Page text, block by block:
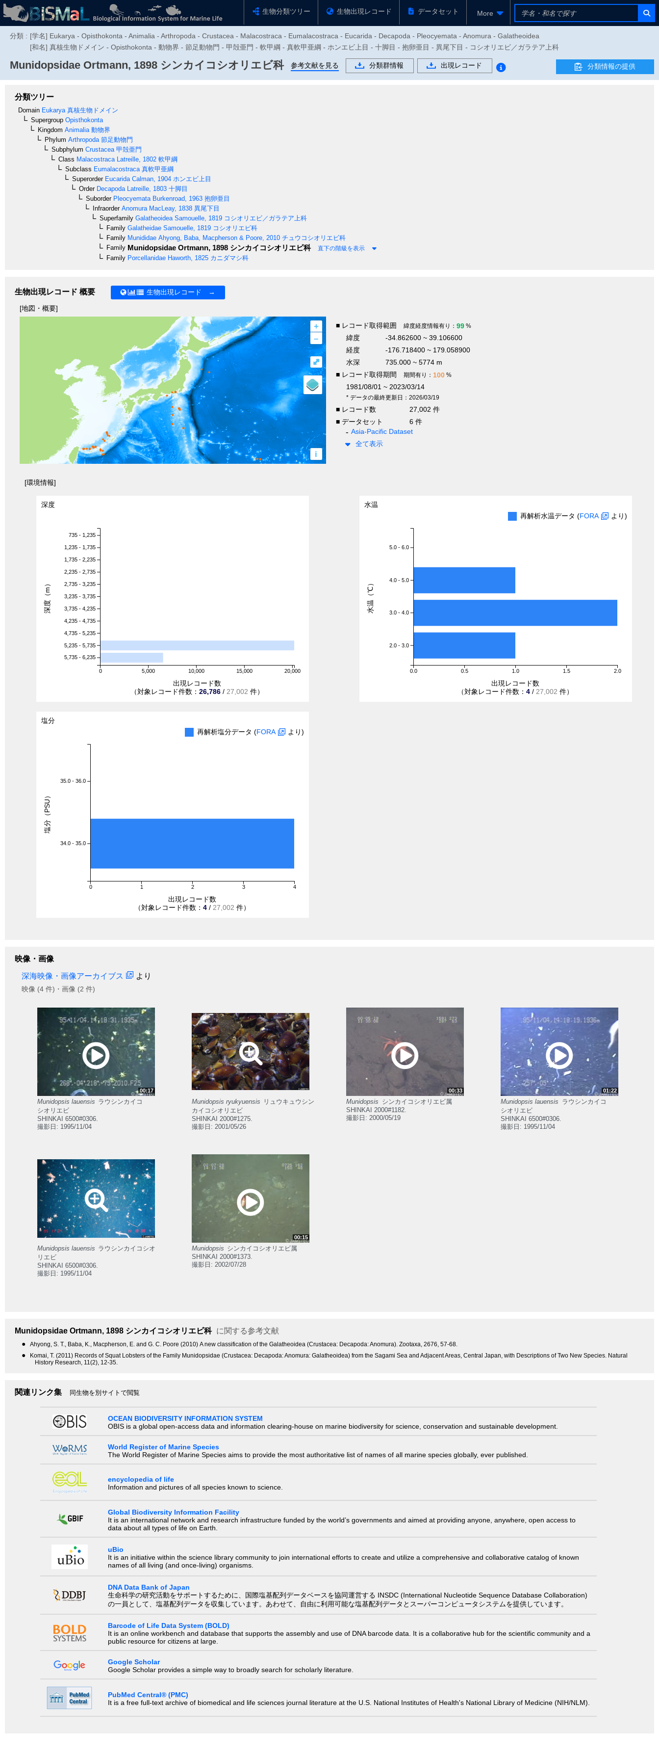
生物分類ツリー 生物出現レコード データセット More
分類 : [学名] Eukarya - Opisthokonta - Animalia - Arthropoda - Crustacea - Malacostraca - Eumalacostraca - Eucarida - Decapoda - Pleocyemata - Anomura - Galatheoidea
[和名] 真核生物ドメイン - Opisthokonta - 動物界 - 節足動物門 - 甲殻亜門 - 軟甲綱 - 真軟甲亜綱 - ホンエビ上目 - 十脚目 - 抱卵亜目 - 異尾下目 - コシオリエビ／ガラテア上科
Munidopsidae Ortmann, 1898 シンカイコシオリエビ科 参考文献を見る 分類群情報 出現レコード 分類情報の提供
分類ツリー
Domain Eukarya 真核生物ドメイン
Supergroup Opisthokonta
Kingdom Animalia 動物界
Phylum Arthropoda 節足動物門
Subphylum Crustacea 甲殻亜門
Class Malacostraca Latreille, 1802 軟甲綱
Subclass Eumalacostraca 真軟甲亜綱
SuperorderEucarida Calman, 1904 ホンエビ上目
OrderDecapoda Latreille, 1803 十脚目
SuborderPleocyemata Burkenroad, 1963 抱卵亜目
InfraorderAnomura MacLeay, 1838 異尾下目
Superfamily Galatheoidea Samouelle, 1819 コシオリエビ／ガラテア上科
Family Galatheidae Samouelle, 1819 コシオリエビ科
Family Munididae Ahyong, Baba, Macpherson & Poore, 2010 チュウコシオリエビ科
Family Munidopsidae Ortmann, 1898 シンカイコシオリエビ科 直下の階級を表示
Family Porcellanidae Haworth, 1825 カニダマシ科
生物出現レコード 概要 生物出現レコード →
[地図・概要]
+
–
i
⤢
■ レコード取得範囲 緯度経度情報有り： 99 %
緯度
-34.862600 ~ 39.106600
経度
-176.718400 ~ 179.058900
水深
735.000 ~ 5774 m
■ レコード取得期間
期間有り： 100 %
1981/08/01 ~ 2023/03/14
* データの最終更新日：2026/03/19
■ レコード数
27,002 件
■ データセット
6 件
Asia-Pacific Dataset
全て表示
[環境情報]
深度
0 5,000 10,000 15,000 20,000
735 - 1,235
1,235 - 1,735
1,735 - 2,235
2,235 - 2,735
2,735 - 3,235
3,235 - 3,735
3,735 - 4,235
4,235 - 4,735
4,735 - 5,235
5,235 - 5,735
5,735 - 6,235
出現レコード数
（対象レコード件数： 26,786 / 27,002 件）
深度（m）
水温
再解析水温データ (FORA より)
0.0 0.5 1.0 1.5 2.0
5.0 - 6.0
4.0 - 5.0
3.0 - 4.0
2.0 - 3.0
出現レコード数
（対象レコード件数：4 / 27,002 件）
水温（℃）
塩分
再解析塩分データ (FORA より)
0 1 2 3 4
35.0 - 36.0
34.0 - 35.0
出現レコード数
（対象レコード件数： 4 / 27,002 件）
塩分（PSU）
映像・画像
深海映像・画像アーカイブス より
映像 (4 件)・画像 (2 件)
00:17
Munidopsis lauensis ラウシンカイコ
シオリエビ
SHINKAI 6500#0306.
撮影日: 1995/11/04
Munidopsis ryukyuensis
リュウキュウシン
カイコシオリエビ
SHINKAI 2000#1275.
撮影日: 2001/05/26
00:33
Munidopsis シンカイコシオリエビ属
SHINKAI 2000#1182.
撮影日: 2000/05/19
01:22
Munidopsis lauensis ラウシンカイコ
シオリエビ
SHINKAI 6500#0306.
撮影日: 1995/11/04
Munidopsis lauensis ラウシンカイコシオ
リエビ
SHINKAI 6500#0306.
撮影日: 1995/11/04
00:15
Munidopsis シンカイコシオリエビ属
SHINKAI 2000#1373.
撮影日: 2002/07/28
Munidopsidae Ortmann, 1898 シンカイコシオリエビ科 に関する参考文献
● Ahyong, S. T., Baba, K., Macpherson, E. and G. C. Poore (2010) A new classification of the Galatheoidea (Crustacea: Decapoda: Anomura). Zootaxa, 2676, 57-68.
●
Komai, T. (2011) Records of Squat Lobsters of the Family Munidopsidae (Crustacea: Decapoda: Anomura: Galatheoidea) from the Sagami Sea and Adjacent Areas, Central Japan, with Descriptions of Two New Species. Natural
History Research, 11(2), 12-35.
関連リンク集 同生物を別サイトで閲覧
OCEAN BIODIVERSITY INFORMATION SYSTEM
OBIS is a global open-access data and information clearing-house on marine biodiversity for science, conservation and sustainable development.
World Register of Marine Species
The World Register of Marine Species aims to provide the most authoritative list of names of all marine species globally, ever published.
encyclopedia of life
Information and pictures of all species known to science.
Global Biodiversity Information Facility
It is an international network and research infrastructure funded by the world’s governments and aimed at providing anyone, anywhere, open access to
data about all types of life on Earth.
uBio
It is an initiative within the science library community to join international efforts to create and utilize a comprehensive and collaborative catalog of known
names of all living (and once-living) organisms.
DNA Data Bank of Japan
生命科学の研究活動をサポートするために、国際塩基配列データベースを協同運営する INSDC (International Nucleotide Sequence Database Collaboration)
の一員として、塩基配列データを収集しています。あわせて、自由に利用可能な塩基配列データとスーパーコンピュータシステムを提供しています。
Barcode of Life Data System (BOLD)
It is an online workbench and database that supports the assembly and use of DNA barcode data. It is a collaborative hub for the scientific community and a
public resource for citizens at large.
Google Scholar
Google Scholar provides a simple way to broadly search for scholarly literature.
PubMed Central® (PMC)
It is a free full-text archive of biomedical and life sciences journal literature at the U.S. National Institutes of Health's National Library of Medicine (NIH/NLM).